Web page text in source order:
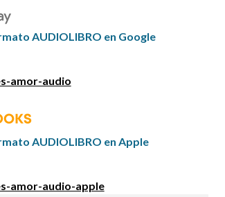
AUDIOLIBRO en Google
amor-audio
AUDIOLIBRO en Apple
amor-audio-apple